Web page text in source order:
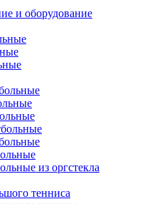
и оборудование
из оргстекла
тенниса